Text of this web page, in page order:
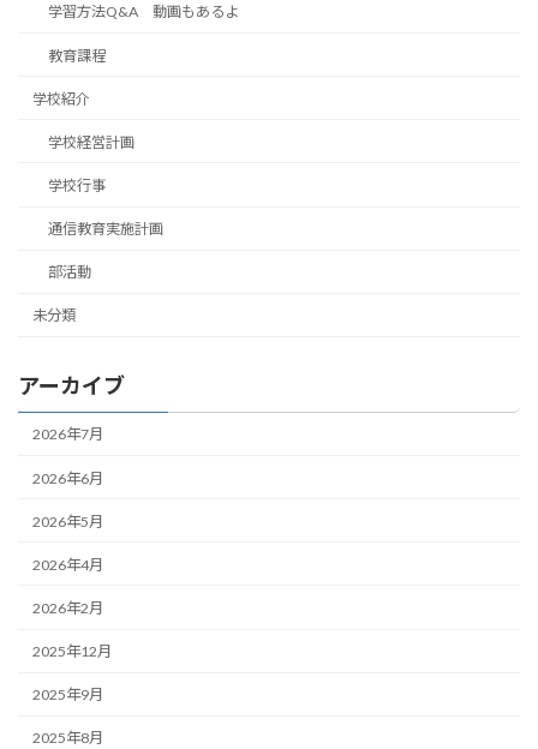
学習方法Q&A 動画もあるよ
教育課程
学校紹介
学校経営計画
学校行事
通信教育実施計画
部活動
未分類
アーカイブ
2026年7月
2026年6月
2026年5月
2026年4月
2026年2月
2025年12月
2025年9月
2025年8月